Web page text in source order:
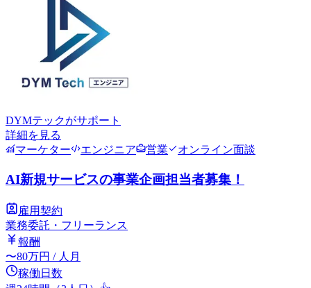
DYMテックがサポート
詳細を見る
マーケター
エンジニア 営業 オンライン面談
AI新規サービスの事業企画担当者募集！
雇用契約
業務委託・フリーランス
報酬
〜80万円 / 人月
稼働日数